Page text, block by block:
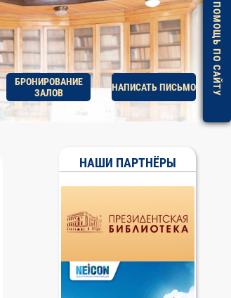
БРОНИРОВАНИЕ
ЗАЛОВ
НАПИСАТЬ ПИСЬМО
НАШИ ПАРТНЁРЫ
ПОМОЩЬ ПО САЙТУ